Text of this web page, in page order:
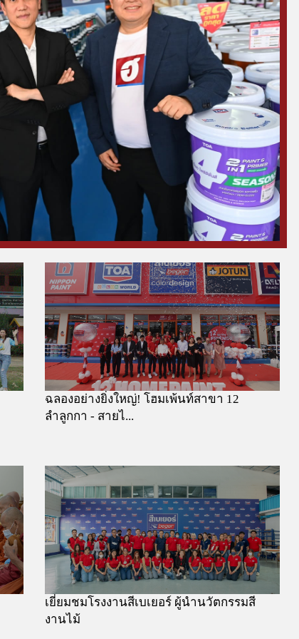
ฉลองอย่างยิ่งใหญ่! โฮมเพ้นท์สาขา 12
ลำลูกกา - สายไ...
เยี่ยมชมโรงงานสีเบเยอร์ ผู้นำนวัตกรรมสี
งานไม้